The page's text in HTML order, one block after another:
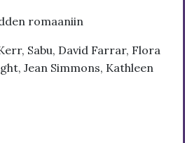
romaaniin
Sabu, David Farrar, Flora
Jean Simmons, Kathleen